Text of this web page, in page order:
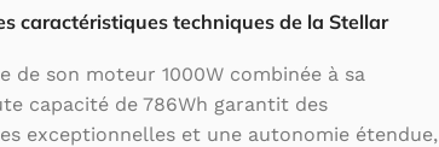
caractéristiques techniques de la Stellar
de son moteur 1000W combinée à sa
capacité de 786Wh garantit des
exceptionnelles et une autonomie étendue,